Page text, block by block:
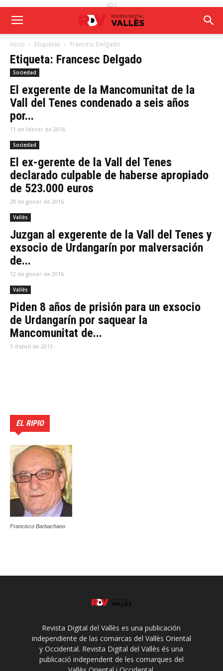
ADS
Inicio Etiquetas Francesc Delgado
Etiqueta: Francesc Delgado
Sociedad
El exgerente de la Mancomunitat de la
Vall del Tenes condenado a seis años
por...
11 de febrer de 2016
Sociedad
El ex-gerente de la Vall del Tenes
declarado culpable de haberse apropiado
de 523.000 euros
28 de gener de 2016
Vallès
Juzgan al exgerente de la Vall del Tenes y
exsocio de Urdangarín por malversación
de...
12 de gener de 2016
Vallès
Piden 8 años de prisión para un exsocio
de Urdangarín por saquear la
Mancomunitat de...
5 d'abril de 2015
EL RIPIO
Francisco Barbachano
Revista Digital del Vallès es una publicación
independiente de las comarcas del Vallès Oriental
y Occidental. Revista Digital del Vallès és una
publicació independent de les comarques del